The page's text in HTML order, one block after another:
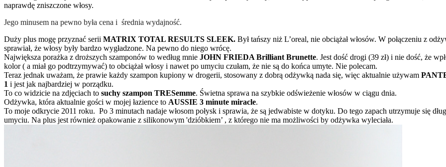
naprawdę zniszczone włosy.
Jego minusem na pewno była cena i średnia wydajność.
Duży plus mogę przyznać serii MATRIX TOTAL RESULTS SLEEK. Był tańszy niż L’oreal, nie obciążał włosów. W połączeniu z
sprawiał, że włosy były bardzo wygładzone. Na pewno do niego wrócę.
Największa porażka z droższych szamponów to według mnie JOHN FRIEDA Brilliant Brunette. Jest dość drogi (39 zł) i nie dość, że
kolor ( a miał go podtrzymywać) to obciążał włosy i nawet po umyciu czułam, że nie są do końca umyte. Nie polecam.
Teraz jednak uważam, że prawie każdy szampon kupiony w drogerii, stosowany z dobrą odżywką nada się, więc aktualnie używam
1 i jest jak najbardziej w porządku.
To co widzicie na zdjęciach to suchy szampon TRESemme. Świetna sprawa na szybkie odświeżenie włosów w ciągu dnia.
Odżywka, która aktualnie gości w mojej łazience to AUSSIE 3 minute miracle.
To moje odkrycie 2011 roku. Po 3 minutach nadaje włosom połysk i sprawia, że są jedwabiste w dotyku. Do tego zapach utrzymuje się
umyciu. Na plus jest również opakowanie z silikonowym 'dzióbkiem’ , z którego nie ma możliwości by odżywka wyleciała.